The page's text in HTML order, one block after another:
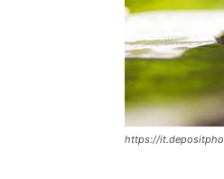
https://